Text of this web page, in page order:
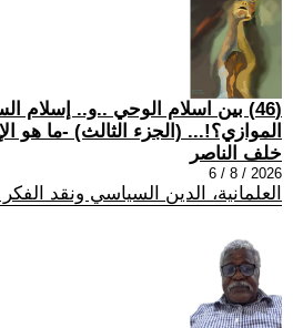
(46) بين اسلام الوحي ..و.. إسلام
الموازي؟!... (الجزء الثالث) -ما هو
خلف الناصر
2026 / 8 / 6
العلمانية، الدين السياسي ونقد الفكر